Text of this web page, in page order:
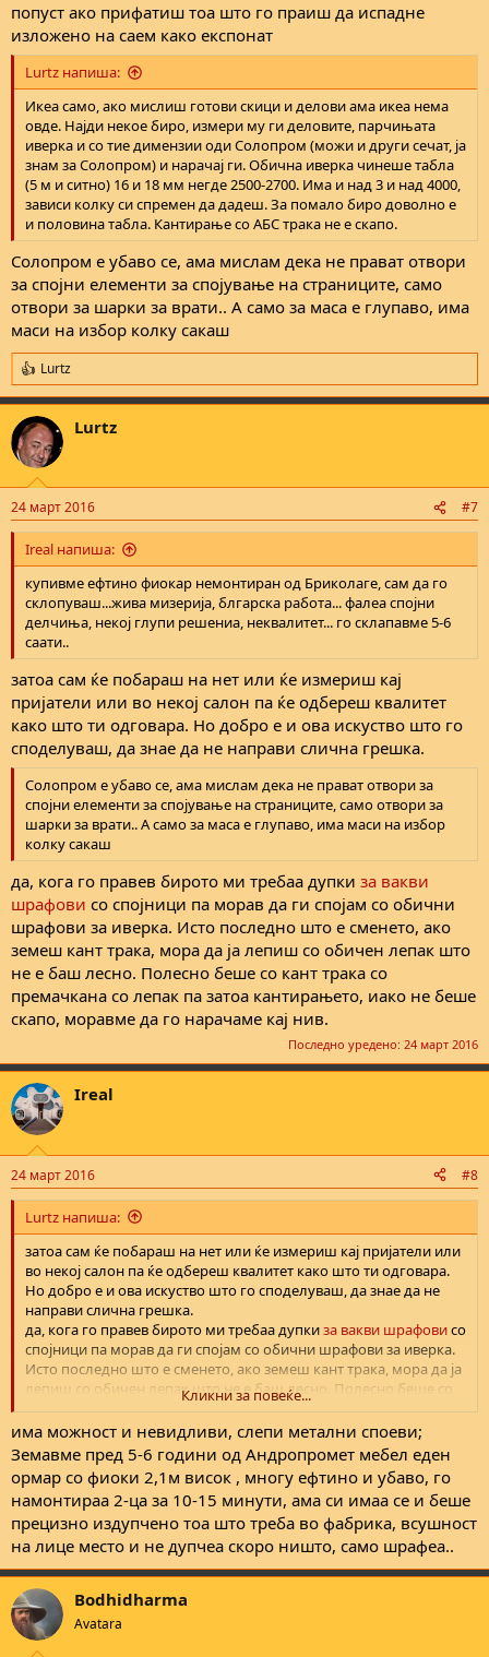
попуст ако прифатиш тоа што го праиш да испадне
изложено на саем како експонат
Lurtz напиша:
Икеа само, ако мислиш готови скици и делови ама икеа нема
овде. Најди некое биро, измери му ги деловите, парчињата
иверка и со тие димензии оди Солопром (можи и други сечат, ја
знам за Солопром) и нарачај ги. Обична иверка чинеше табла
(5 м и ситно) 16 и 18 мм негде 2500-2700. Има и над 3 и над 4000,
зависи колку си спремен да дадеш. За помало биро доволно е
и половина табла. Кантирање со АБС трака не е скапо.
Солопром е убаво се, ама мислам дека не прават отвори
за спојни елементи за спојување на страниците, само
отвори за шарки за врати.. А само за маса е глупаво, има
маси на избор колку сакаш
R
e
a
c
t
i
s
:
Lurtz
Lurtz
24 март 2016 #7
Ireal напиша:
купивме ефтино фиокар немонтиран од Бриколаге, сам да го
склопуваш...жива мизерија, блгарска работа... фалеа спојни
делчиња, некој глупи решениа, неквалитет... го склапавме 5-6
саати..
затоа сам ќе побараш на нет или ќе измериш кај
пријатели или во некој салон па ќе одбереш квалитет
како што ти одговара. Но добро е и ова искуство што го
споделуваш, да знае да не направи слична грешка.
Солопром е убаво се, ама мислам дека не прават отвори за
спојни елементи за спојување на страниците, само отвори за
шарки за врати.. А само за маса е глупаво, има маси на избор
колку сакаш
да, кога го правев бирото ми требаа дупки за вакви
шрафови со спојници па морав да ги спојам со обични
шрафови за иверка. Исто последно што е сменето, ако
земеш кант трака, мора да ја лепиш со обичен лепак што
не е баш лесно. Полесно беше со кант трака со
премачкана со лепак па затоа кантирањето, иако не беше
скапо, моравме да го нарачаме кај нив.
Последно уредено: 24 март 2016
Ireal
24 март 2016 #8
Lurtz напиша:
затоа сам ќе побараш на нет или ќе измериш кај пријатели или
во некој салон па ќе одбереш квалитет како што ти одговара.
Но добро е и ова искуство што го споделуваш, да знае да не
направи слична грешка.
да, кога го правев бирото ми требаа дупкиза вакви шрафовисо
спојници па морав да ги спојам со обични шрафови за иверка.
Исто последно што е сменето, ако земеш кант трака, мора да ја
лепиш со обичен лепак што не е баш лесно. Полесно беше со
кант трака со премачкана со лепак па затоа кантирањето, иако
не беше скапо, моравме да го нарачаме кај нив.
Кликни за повеќе...
има можност и невидливи, слепи метални споеви;
Земавме пред 5-6 години од Андропромет мебел еден
ормар со фиоки 2,1м висок , многу ефтино и убаво, го
намонтираа 2-ца за 10-15 минути, ама си имаа се и беше
прецизно издупчено тоа што треба во фабрика, всушност
на лице место и не дупчеа скоро ништо, само шрафеа..
Bodhidharma
Avatara